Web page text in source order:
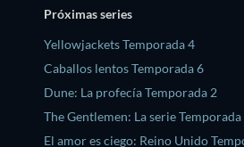
Próximas series
Yellowjackets Temporada 4
Caballos lentos Temporada 6
Dune: La profecía Temporada 2
The Gentlemen: La serie Temporada
El amor es ciego: Reino Unido